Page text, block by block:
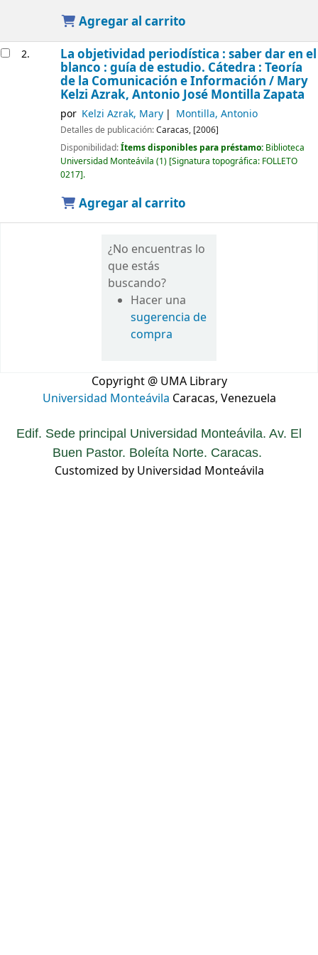
Agregar al carrito
2. La objetividad periodística : saber dar en el
blanco : guía de estudio. Cátedra : Teoría
de la Comunicación e Información / Mary
Kelzi Azrak, Antonio José Montilla Zapata
por Kelzi Azrak, Mary Montilla, Antonio
Detalles de publicación:Caracas, [2006]
Disponibilidad:Ítems disponibles para préstamo: Biblioteca
Universidad Monteávila (1) Signatura topográfica: FOLLETO
0217 .
Agregar al carrito
¿No encuentras lo
que estás
buscando?
Hacer una
sugerencia de
compra
Copyright @ UMA Library
Universidad Monteávila Caracas, Venezuela
Edif. Sede principal Universidad Monteávila. Av. El
Buen Pastor. Boleíta Norte. Caracas.
Customized by Universidad Monteávila